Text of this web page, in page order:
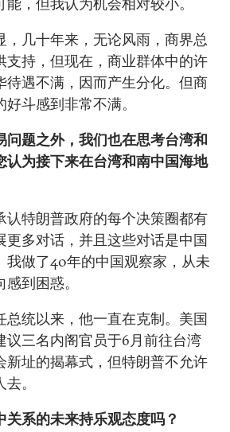
，几十年来，无论风雨，商界总
支持，但现在，商业群体中的许
待遇不满，因而产生分化。但商
斗感到非常不满。
问题之外，我们也在思考台湾和
认为接下来在台湾和南中国海地
认特朗普政府的每个决策圈都有
更多对话，并且这些对话是中国
我做了40年的中国观察家，从未
到困惑。
总统以来，他一直在克制。美国
议三名内阁官员于6月前往台湾
新址的揭幕式，但特朗普不允许
。
关系的未来持乐观态度吗？